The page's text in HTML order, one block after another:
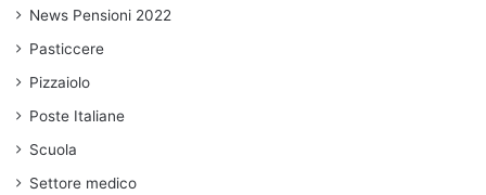
News Pensioni 2022
Pasticcere
Pizzaiolo
Poste Italiane
Scuola
Settore medico